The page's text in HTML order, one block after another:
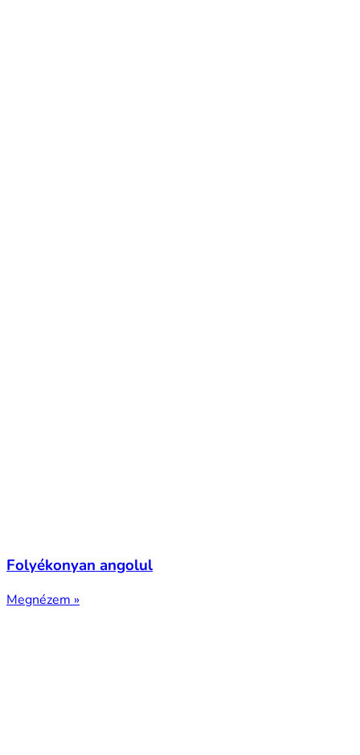
Folyékonyan angolul
Megnézem »